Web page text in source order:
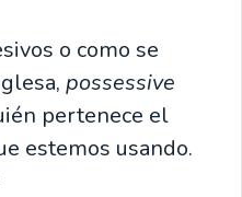
o como se
possessive
pertenece el
estemos usando.